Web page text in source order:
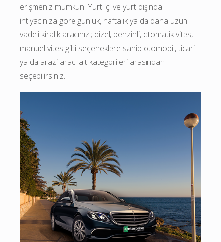
erişmeniz mümkün. Yurt içi ve yurt dışında
ihtiyacınıza göre günlük, haftalık ya da daha uzun
vadeli kiralık aracınızı; dizel, benzinli, otomatik vites,
manuel vites gibi seçeneklere sahip otomobil, ticari
ya da arazi aracı alt kategorileri arasından
seçebilirsiniz.